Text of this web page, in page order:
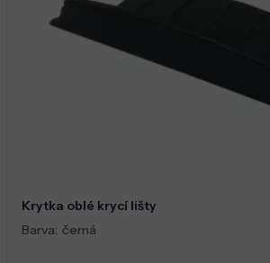
Krytka oblé krycí lišty
Barva: černá